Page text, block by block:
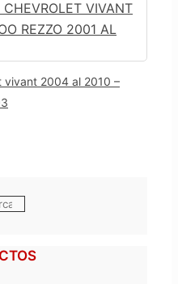
vivant 2004 al 2010 –